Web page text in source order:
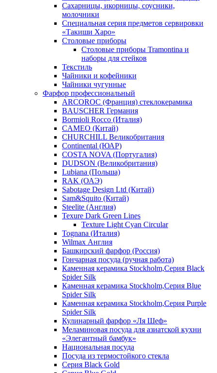
Сахарницы, икорницы, соусники,
молочники
Специальная серия предметов сервировки
«Такиши Харо»
Столовые приборы
Столовые приборы Trаmоntina и
наборы для стейков
Текстиль
Чайники и кофейники
Чайники чугунные
Фарфор профессиональный
ARCOROC (Франция) стеклокерамика
BAUSCHER Германия
Bormioli Rocco (Италия)
CAMEO (Китай)
CHURCHILL Великобритания
Continental (ЮАР)
COSTA NOVA (Португалия)
DUDSON (Великобритания)
Lubiana (Польша)
RAK (ОАЭ)
Sabotage Design Ltd (Китай)
Sam&Squito (Китай)
Steelite (Англия)
Texure Dark Green Lines
Texture Light Cyan Circular
Tognana (Италия)
Wilmax Англия
Башкирский фарфор (Россия)
Гончарная посуда (ручная работа)
Каменная керамика Stockholm,Серия Black
Spider Silk
Каменная керамика Stockholm,Серия Blue
Spider Silk
Каменная керамика Stockholm,Серия Purple
Spider Silk
Кулинарный фарфор «Ля Шеф»
Меламиновая посуда для азиатской кухни
«Элегантный бамбук»
Национальная посуда
Посуда из термостойкого стекла
Серия Black Gold